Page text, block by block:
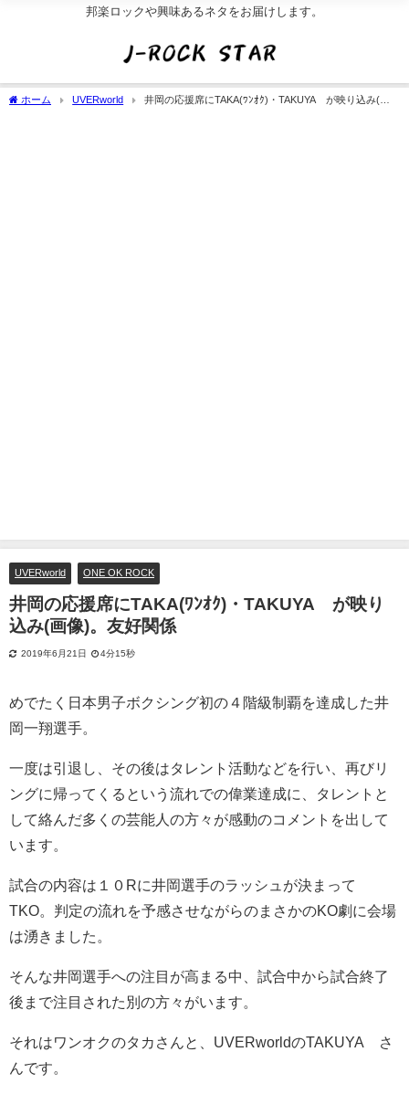
邦楽ロックや興味あるネタをお届けします。
ホーム UVERworld
井岡の応援席にTAKA(ﾜﾝｵｸ)・TAKUYA∞が映り込み(画
UVERworld ONE OK ROCK
井岡の応援席にTAKA(ﾜﾝｵｸ)・TAKUYA∞が映り
込み(画像)。友好関係
2019年6月21日 4分15秒
めでたく日本男子ボクシング初の４階級制覇を達成した井
岡一翔選手。
一度は引退し、その後はタレント活動などを行い、再びリ
ングに帰ってくるという流れでの偉業達成に、タレントと
して絡んだ多くの芸能人の方々が感動のコメントを出して
います。
試合の内容は１０Rに井岡選手のラッシュが決まって
TKO。判定の流れを予感させながらのまさかのKO劇に会場
は湧きました。
そんな井岡選手への注目が高まる中、試合中から試合終了
後まで注目された別の方々がいます。
それはワンオクのタカさんと、UVERworldのTAKUYA∞さ
んです。